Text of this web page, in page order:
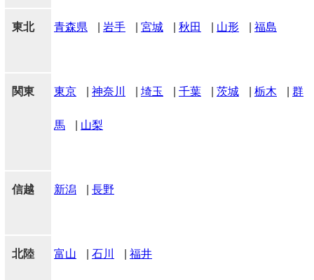
東北 青森県 岩手 宮城 秋田 山形 福島
関東 東京 神奈川 埼玉 千葉 茨城 栃木 群
馬 山梨
信越 新潟 長野
北陸 富山 石川 福井